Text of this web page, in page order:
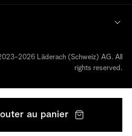
au panier
2026 Läderach (Schweiz) AG. All
rights reserved.